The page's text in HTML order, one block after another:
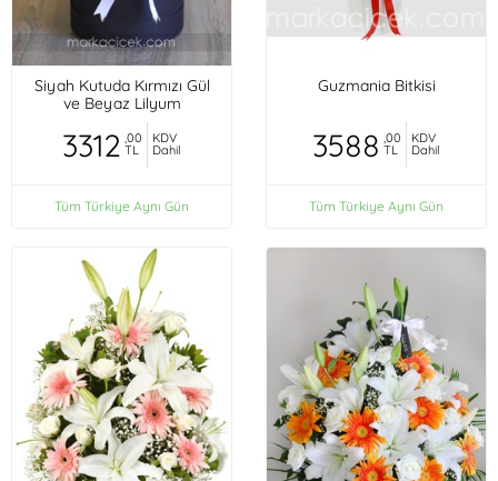
Siyah Kutuda Kırmızı Gül
ve Beyaz Lilyum
3312 ,00
TL
KDV
Dahil
Tüm Türkiye Aynı Gün
Guzmania Bitkisi
3588 ,00
TL
KDV
Dahil
Tüm Türkiye Aynı Gün